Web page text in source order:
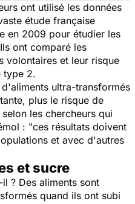
ont utilisé les données
étude française
en 2009 pour étudier les
ont comparé les
volontaires et leur risque
type 2.
ultra-transformés
plus le risque de
selon les chercheurs qui
: "ces résultats doivent
et avec d'autres
et sucre
? Des aliments sont
quand ils ont subi